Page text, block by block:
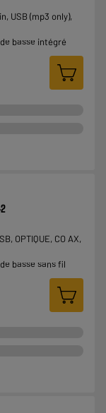
USB (mp3 only),
basse intégré
OPTIQUE, CO AX,
basse sans fil